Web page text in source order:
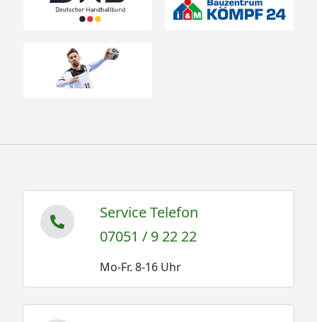
Service Telefon
07051 / 9 22 22
Mo-Fr. 8-16 Uhr